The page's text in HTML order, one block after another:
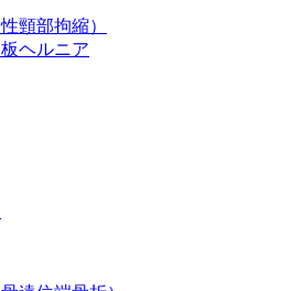
頸部拘縮）
ヘルニア